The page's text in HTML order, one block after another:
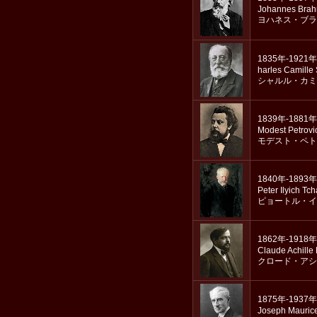
Johannes
ヨハネス・ブ
1835年-1921年
harles Camille
シャルル・カ
1839年-1881年
Modest
モデスト・ペ
1840年-1893年
Peter Ilyich
ピョートル・
1862年-1918年
Claude Achille
クロード・ア
1875年-1937年
Joseph